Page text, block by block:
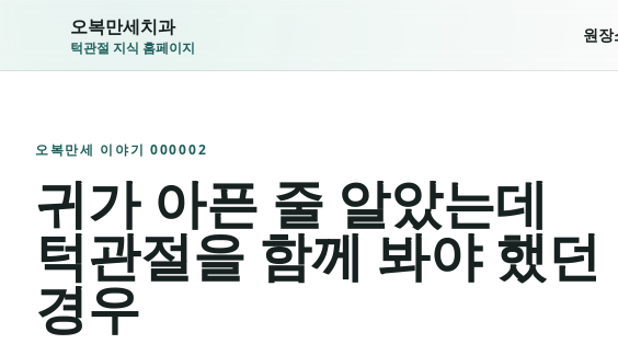
오복만세치과
턱관절 지식 홈페이지
원장
오복만세 이야기 000002
귀가 아픈 줄 알았는데
턱관절을 함께 봐야 했던
경우